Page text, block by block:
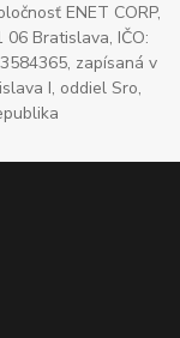
ENET CORP,
06 Bratislava, IČO:
zapísaná v
I, oddiel Sro,